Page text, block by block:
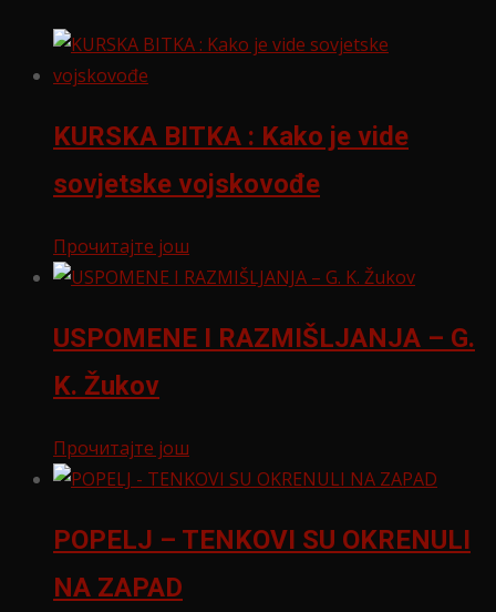
KURSKA BITKA : Kako je vide
sovjetske vojskovođe
Прочитајте још
USPOMENE I RAZMIŠLJANJA – G.
K. Žukov
Прочитајте још
POPELJ – TENKOVI SU OKRENULI
NA ZAPAD